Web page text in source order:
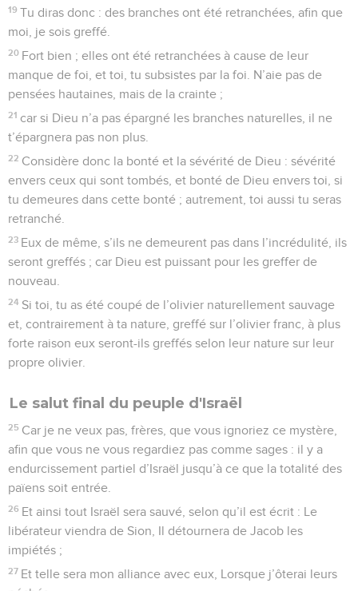
19 Tu diras donc : des branches ont été retranchées, afin que
moi, je sois greffé.
20 Fort bien ; elles ont été retranchées à cause de leur
manque de foi, et toi, tu subsistes par la foi. N’aie pas de
pensées hautaines, mais de la crainte ;
21 car si Dieu n’a pas épargné les branches naturelles, il ne
t’épargnera pas non plus.
22 Considère donc la bonté et la sévérité de Dieu : sévérité
envers ceux qui sont tombés, et bonté de Dieu envers toi, si
tu demeures dans cette bonté ; autrement, toi aussi tu seras
retranché.
23 Eux de même, s’ils ne demeurent pas dans l’incrédulité, ils
seront greffés ; car Dieu est puissant pour les greffer de
nouveau.
24 Si toi, tu as été coupé de l’olivier naturellement sauvage
et, contrairement à ta nature, greffé sur l’olivier franc, à plus
forte raison eux seront-ils greffés selon leur nature sur leur
propre olivier.
Le salut final du peuple d'Israël
25 Car je ne veux pas, frères, que vous ignoriez ce mystère,
afin que vous ne vous regardiez pas comme sages : il y a
endurcissement partiel d’Israël jusqu’à ce que la totalité des
païens soit entrée.
26 Et ainsi tout Israël sera sauvé, selon qu’il est écrit : Le
libérateur viendra de Sion, Il détournera de Jacob les
impiétés ;
27 Et telle sera mon alliance avec eux, Lorsque j’ôterai leurs